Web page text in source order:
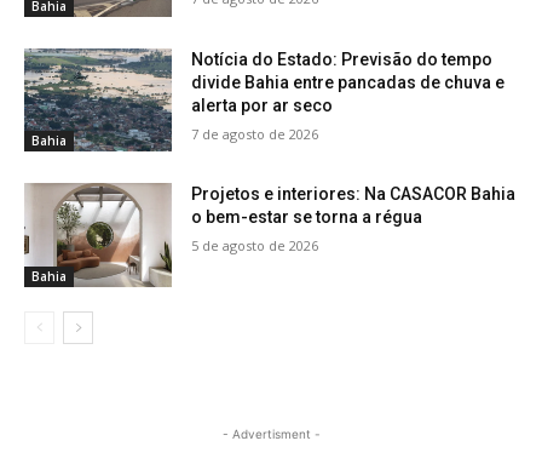
Bahia
Bahia
Notícia do Estado: Previsão do tempo
divide Bahia entre pancadas de chuva e
alerta por ar seco
7 de agosto de 2026
Bahia
Projetos e interiores: Na CASACOR Bahia
o bem-estar se torna a régua
5 de agosto de 2026
- Advertisment -